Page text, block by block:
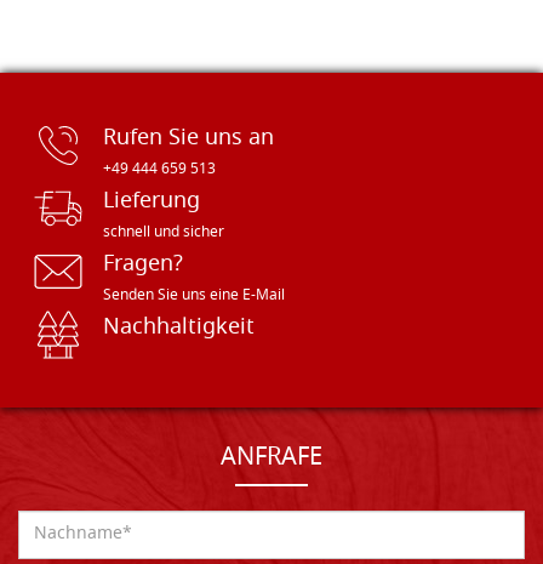
Rufen Sie uns an
+49 444 659 513
Lieferung
schnell und sicher
Fragen?
Senden Sie uns eine E-Mail
Nachhaltigkeit
ANFRAFE